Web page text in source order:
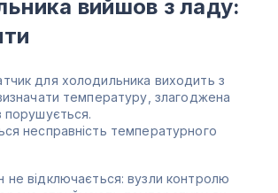
вийшов з ладу:
для холодильника виходить з
температуру, злагоджена
порушується.
несправність температурного
не відключається: вузли контролю